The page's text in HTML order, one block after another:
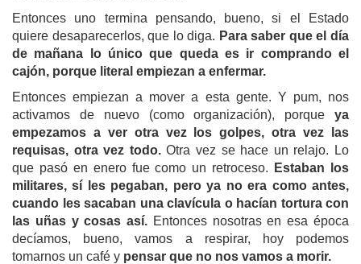
Entonces uno termina pensando, bueno, si el Estado
quiere desaparecerlos, que lo diga. Para saber que el día
de mañana lo único que queda es ir comprando el
cajón, porque literal empiezan a enfermar.
Entonces empiezan a mover a esta gente. Y pum, nos
activamos de nuevo (como organización), porque ya
empezamos a ver otra vez los golpes, otra vez las
requisas, otra vez todo.Otra vez se hace un relajo. Lo
que pasó en enero fue como un retroceso.
Estaban los
militares, sí les pegaban, pero ya no era como antes,
cuando les sacaban una clavícula o hacían tortura con
las uñas y cosas así. Entonces nosotras en esa época
decíamos, bueno, vamos a respirar, hoy podemos
tomarnos un café y pensar que no nos vamos a morir.